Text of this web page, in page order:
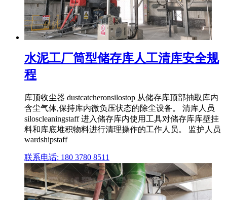
水泥工厂筒型储存库人工清库安全规
程
库顶收尘器 dustcatcheronsilostop 从储存库顶部抽取库内
含尘气体,保持库内微负压状态的除尘设备。 清库人员
siloscleaningstaff 进入储存库内使用工具对储存库库壁挂
料和库底堆积物料进行清理操作的工作人员。 监护人员
wardshipstaff
联系电话: 180 3780 8511